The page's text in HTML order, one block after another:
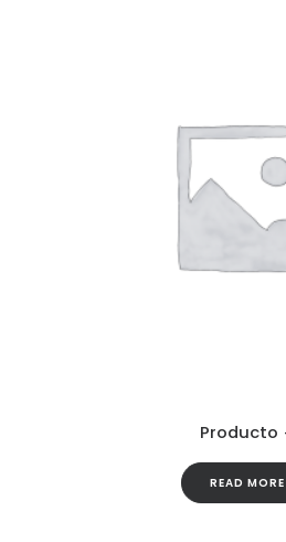
Producto
READ MORE